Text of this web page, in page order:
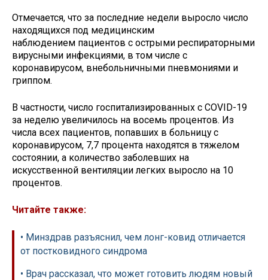
Отмечается, что за последние недели выросло число
находящихся под медицинским
наблюдением пациентов с острыми респираторными
вирусными инфекциями, в том числе с
коронавирусом, внебольничными пневмониями и
гриппом.
В частности, число госпитализированных с COVID-19
за неделю увеличилось на восемь процентов. Из
числа всех пациентов, попавших в больницу с
коронавирусом, 7,7 процента находятся в тяжелом
состоянии, а количество заболевших на
искусственной вентиляции легких выросло на 10
процентов.
Читайте также:
• Минздрав разъяснил, чем лонг-ковид отличается
от постковидного синдрома
• Врач рассказал, что может готовить людям новый